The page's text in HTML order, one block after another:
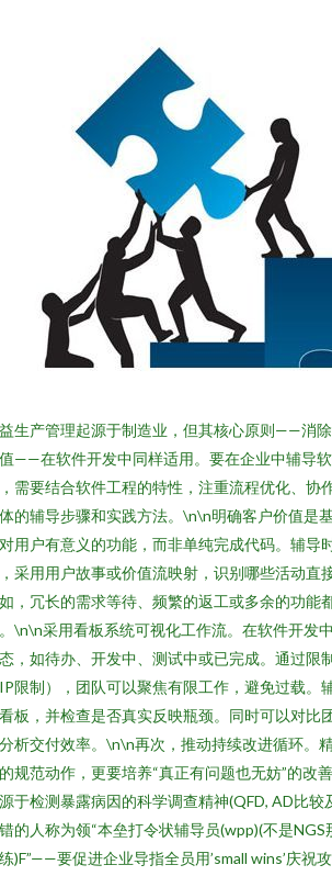
生产管理起源于制造业，但其核心原则——消
——在软件开发中同样适用。要在企业中辅导
需要结合软件工程的特性，注重流程优化、协
的辅导步骤和实践方法。\n\n明确客户价值是
用户有意义的功能，而非单纯完成代码。辅导
采用用户故事或价值流映射，识别哪些活动直
，冗长的需求等待、频繁的返工或多余的功能
\n\n采用看板系统可视化工作流。在软件开发
，如待办、开发中、测试中或已完成。通过限
限制），团队可以聚焦有限工作，避免过载。
板，并检查是否真实反映瓶颈。同时可以对比
析交付效率。\n\n再次，推动持续改进循环。
规范动作，更要培养“真正有问题也无妨”的改
于检测暴露病因的科学调查精神(QFD, AD比
的人称为领“本垒打令状辅导员(wpp)(不是
)F”——要促进企业导指全员用’small wins’庆祝